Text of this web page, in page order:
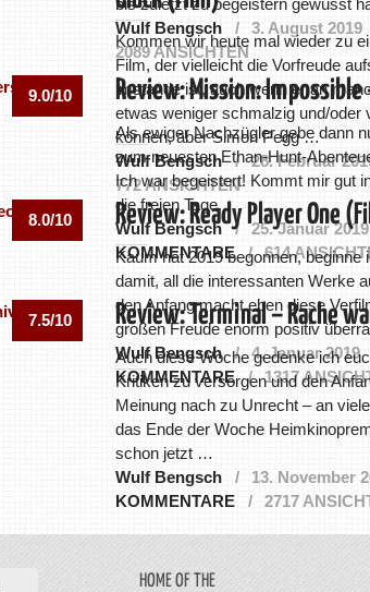
Wulf Bengsch
3. August 2019
2089 ANSICHTEN
Kommen wir heute mal wieder zu
Film, der vielleicht die Vorfreude
imstande ist, auch wenn er an
etwas weniger schmalzig und/oder
können, aber Simon Pegg …
Wulf Bengsch
28. Februar
772 ANSICHTEN
9.0/10 Review: Mission:
Als ewiger Nachzügler gebe dann
zum neuesten Ethan-Hunt-
Ich war begeistert! Kommt mir gut
die freien Tage.
Wulf Bengsch
25. Januar 2019
KOMMENTARE
614
8.0/10 Review: Ready Player One
Kaum hat 2019 begonnen, beginne
damit, all die interessanten Werke
den Anfang macht eben diese
großen Freude enorm positiv
Wulf Bengsch
4. Januar 2019
KOMMENTARE
1317
7.5/10 Review: Terminal – Rache
Auch diese Woche gedenke ich
Kritiken zu versorgen und den
Meinung nach zu Unrecht – an
das Ende der Woche
schon jetzt …
Wulf Bengsch
13. November
KOMMENTARE
2717
HOME OF THE